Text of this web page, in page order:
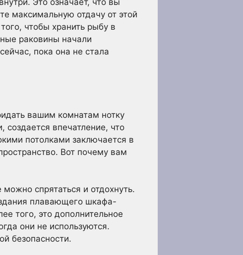
Это означает, что вы
максимальную отдачу от этой
чтобы хранить рыбу в
раковины начали
пока она не стала
вашим комнатам нотку
создается впечатление, что
потолками заключается в
Вот почему вам
спрятаться и отдохнуть.
плавающего шкафа-
того, это дополнительное
они не используются.
безопасности.